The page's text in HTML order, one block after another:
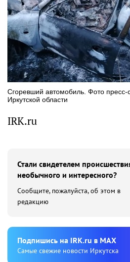
Сгоревший автомобиль. Фото
Иркутской области
IRK.ru
Стали свидетелем
необычного и интересного?
Сообщите, пожалуйста, об этом в
редакцию
Подпишиcь на IRK.ru в MAX
Cамые свежие новости Иркутска